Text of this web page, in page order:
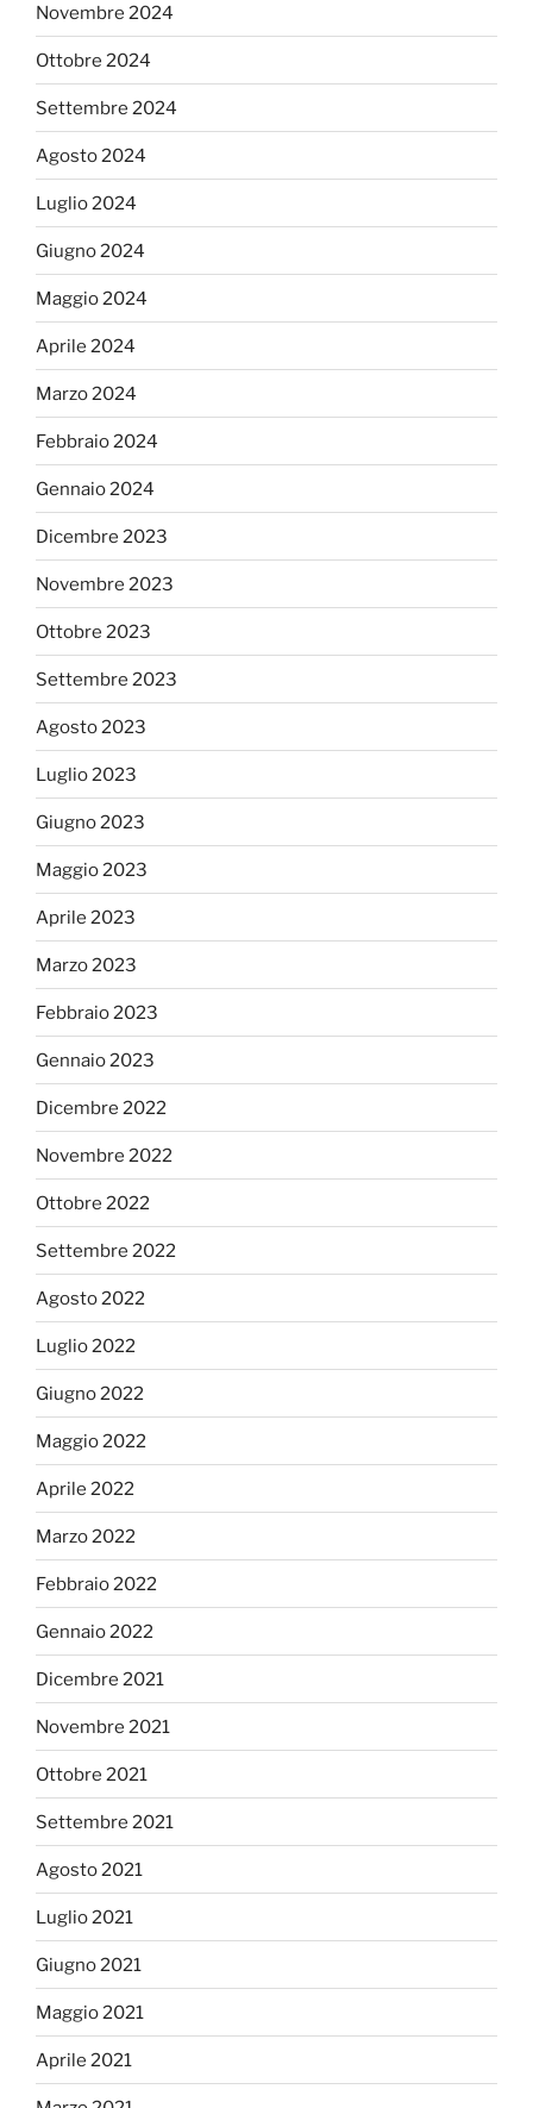
Novembre 2024
Ottobre 2024
Settembre 2024
Agosto 2024
Luglio 2024
Giugno 2024
Maggio 2024
Aprile 2024
Marzo 2024
Febbraio 2024
Gennaio 2024
Dicembre 2023
Novembre 2023
Ottobre 2023
Settembre 2023
Agosto 2023
Luglio 2023
Giugno 2023
Maggio 2023
Aprile 2023
Marzo 2023
Febbraio 2023
Gennaio 2023
Dicembre 2022
Novembre 2022
Ottobre 2022
Settembre 2022
Agosto 2022
Luglio 2022
Giugno 2022
Maggio 2022
Aprile 2022
Marzo 2022
Febbraio 2022
Gennaio 2022
Dicembre 2021
Novembre 2021
Ottobre 2021
Settembre 2021
Agosto 2021
Luglio 2021
Giugno 2021
Maggio 2021
Aprile 2021